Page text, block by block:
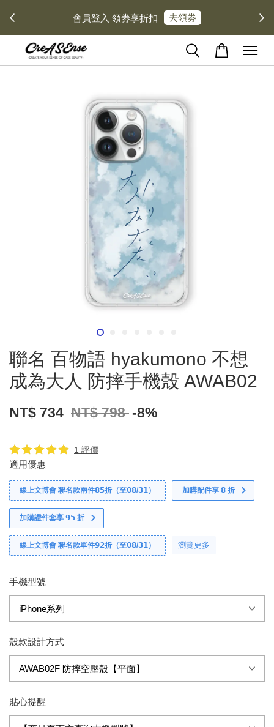
會員登入 領劵享折扣 去領劵
聯名 百物語 hyakumono 不想
成為大人 防摔手機殼 AWAB02
NT$ 734 NT$ 798 -8%
1 評價
適用優惠
線上文博會 聯名款兩件𝟴𝟱折（至𝟬𝟴/𝟯𝟭） 加購配件享 𝟴 折
加購證件套享 𝟵𝟱 折
線上文博會 聯名款單件𝟵𝟮折（至𝟬𝟴/𝟯𝟭） 瀏覽更多
手機型號
殼款設計方式
貼心提醒